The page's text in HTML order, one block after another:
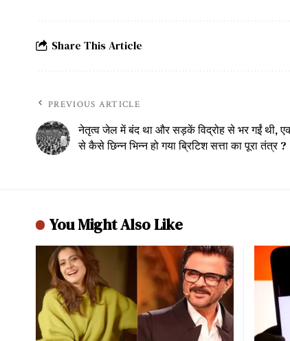
Share This Article
PREVIOUS ARTICLE
नेतृत्व जेल में बंद था और सड़कें विद्रोह से भर गईं थी,
से कैसे छिन्न भिन्न हो गया ब्रिटिश सत्ता का पूरा तंत्र ?
You Might Also Like